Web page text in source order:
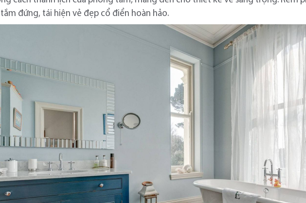
đứng, tái hiện vẻ đẹp cổ điển hoàn hảo.